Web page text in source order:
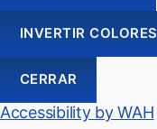
INVERTIR COLORES
CERRAR
Accessibility by WAH